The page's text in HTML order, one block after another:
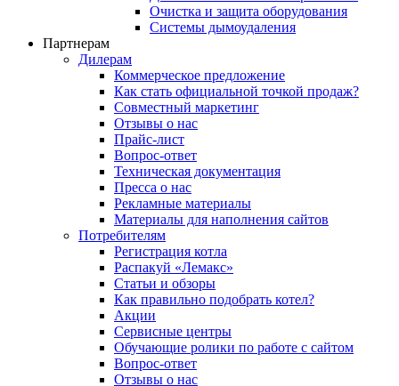
Очистка и защита оборудования
Системы дымоудаления
Партнерам
Дилерам
Коммерческое предложение
Как стать официальной точкой продаж?
Совместный маркетинг
Отзывы о нас
Прайс-лист
Вопрос-ответ
Техническая документация
Пресса о нас
Рекламные материалы
Материалы для наполнения сайтов
Потребителям
Регистрация котла
Распакуй «Лемакс»
Статьи и обзоры
Как правильно подобрать котел?
Акции
Сервисные центры
Обучающие ролики по работе с сайтом
Вопрос-ответ
Отзывы о нас